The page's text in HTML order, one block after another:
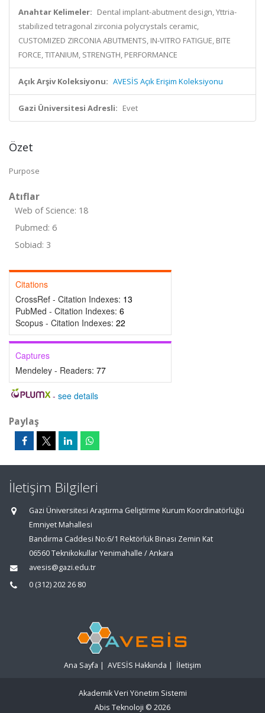
Anahtar Kelimeler: Dental implant-abutment design, Yttria-
stabilized tetragonal zirconia polycrystals ceramic,
CUSTOMIZED ZIRCONIA ABUTMENTS, IN-VITRO FATIGUE, BITE
FORCE, TITANIUM, STRENGTH, PERFORMANCE
Açık Arşiv Koleksiyonu: AVESİS Açık Erişim Koleksiyonu
Gazi Üniversitesi Adresli: Evet
Özet
Purpose
Atıflar
Web of Science: 18
Pubmed: 6
Sobiad: 3
Citations
CrossRef - Citation Indexes: 13
PubMed - Citation Indexes: 6
Scopus - Citation Indexes: 22
Captures
Mendeley - Readers: 77
- see details
Paylaş
İletişim Bilgileri
Gazi Üniversitesi Araştırma Geliştirme Kurum Koordinatörlüğü
Emniyet Mahallesi
Bandırma Caddesi No:6/1 Rektörlük Binası Zemin Kat
06560 Teknikokullar Yenimahalle / Ankara
avesis@gazi.edu.tr
0 (312) 202 26 80
Ana Sayfa | AVESİS Hakkında | İletişim
Akademik Veri Yönetim Sistemi
Abis Teknoloji © 2026